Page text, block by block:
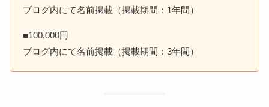
ブログ内にて名前掲載（掲載期間：1年間）
■100,000円
ブログ内にて名前掲載（掲載期間：3年間）